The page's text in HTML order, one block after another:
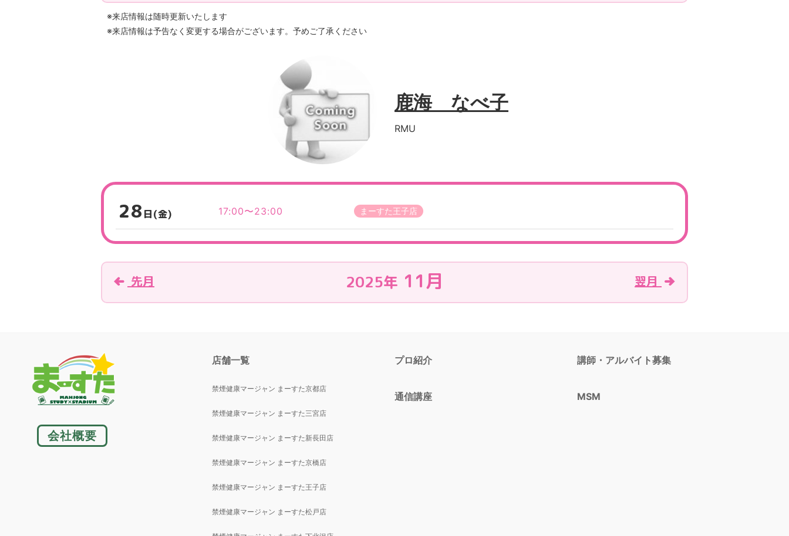
※来店情報は随時更新いたします
※来店情報は予告なく変更する場合がございます。予めご了承ください
鹿海 なべ子
RMU
28 日(金) 17:00〜23:00 まーすた王子店
先月 2025年 11月 翌月
会社概要
店舗一覧
禁煙健康マージャン まーすた京都店
禁煙健康マージャン まーすた三宮店
禁煙健康マージャン まーすた新長田店
禁煙健康マージャン まーすた京橋店
禁煙健康マージャン まーすた王子店
禁煙健康マージャン まーすた松戸店
プロ紹介
通信講座
講師・アルバイト募集
MSM